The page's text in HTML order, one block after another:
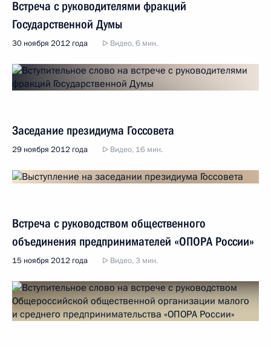
Встреча с руководителями фракций
Государственной Думы
30 ноября 2012 года Видео, 6 мин.
Заседание президиума Госсовета
29 ноября 2012 года Видео, 16 мин.
Встреча с руководством общественного
объединения предпринимателей «ОПОРА России»
15 ноября 2012 года Видео, 3 мин.